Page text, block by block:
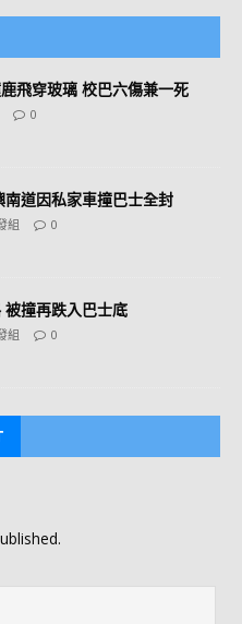
鹿飛穿玻璃 校巴六傷兼一死
0
道因私家車撞巴士全封
組 0
撞再跌入巴士底
組 0